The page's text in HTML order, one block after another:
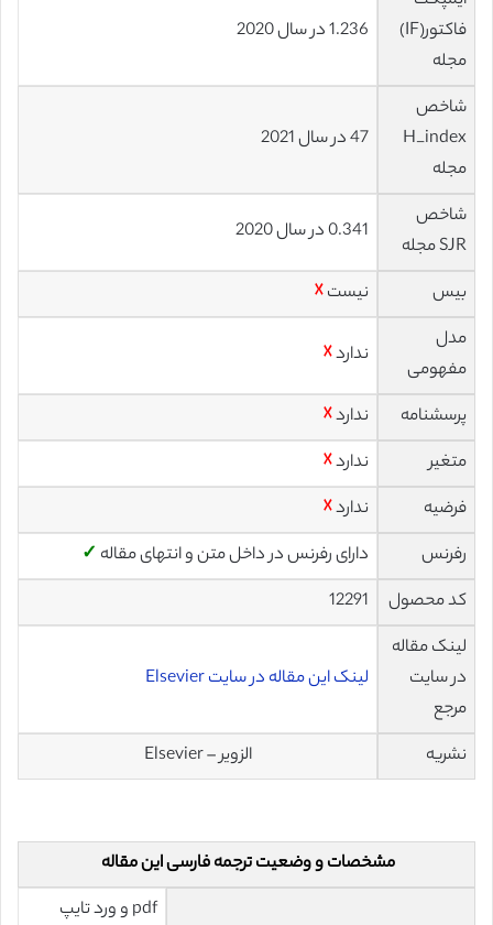
فاکتور(IF)
مجله
1.236 در سال 2020
شاخص
H_index
مجله
47 در سال 2021
شاخص
SJR مجله
0.341 در سال 2020
بیس نیست☓
مدل
مفهومی
ندارد☓
پرسشنامه ندارد☓
متغیر
ندارد☓
فرضیه
ندارد☓
رفرنس
دارای رفرنس در داخل متن و انتهای مقاله ✓
کد محصول
12291
لینک مقاله
در سایت
مرجع
لینک این مقاله در سایت Elsevier
نشریه الزویر – Elsevier
مشخصات و وضعیت ترجمه فارسی این مقاله
pdf و ورد تایپ